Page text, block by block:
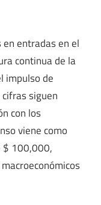
entradas en el
continua de la
impulso de
siguen
con los
viene como
$ 100,000,